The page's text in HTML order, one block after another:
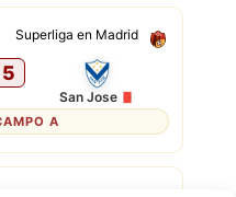
Superliga en Madrid
5
San Jose
A